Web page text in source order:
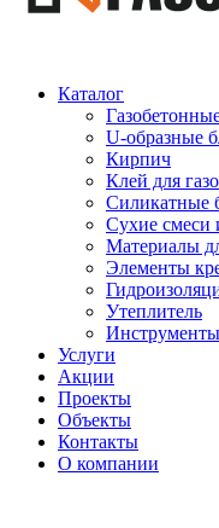
Каталог
U-образные
Кирпич
Клей для
Силикатные
Сухие
Материалы
Элементы
Утеплитель
Инструменты
Услуги
Акции
Проекты
Объекты
Контакты
О компании